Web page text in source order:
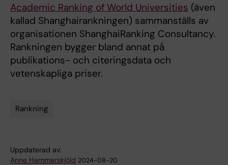
Academic Ranking of World Universities (även
kallad Shanghairankningen) sammanställs av
organisationen ShanghaiRanking Consultancy.
Rankningen bygger bland annat på
publikations- och citeringsdata och
vetenskapliga priser.
Rankning
Uppdaterad av:
Anne Hammarskjöld 2024-08-20